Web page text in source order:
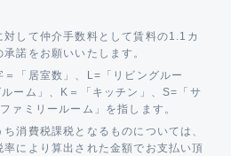
して仲介手数料として賃料の1.1カ
諾をお願いいたします。
「居室数」、L=「リビングルー
ーム」、K＝「キッチン」、S=「サ
ァミリールーム」を指します。
消費税課税となるものについては、
により算出された金額でお支払い頂